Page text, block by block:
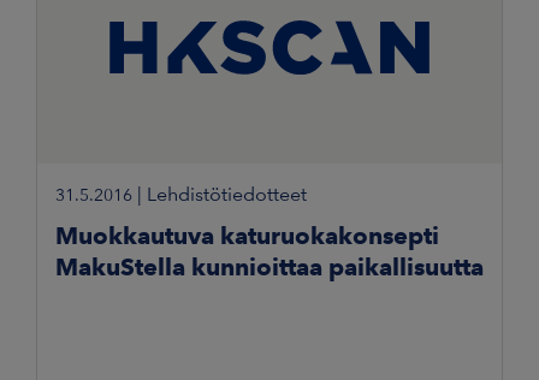
31.5.2016 Lehdistötiedotteet
Muokkautuva katuruokakonsepti
MakuStella kunnioittaa paikallisuutta